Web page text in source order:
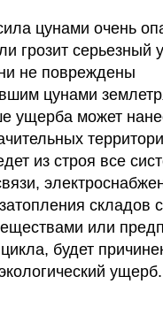
цунами очень
грозит серьезный
не повреждены
цунами
ущерба может
из строя все
складов с
или
будет
ущерб.